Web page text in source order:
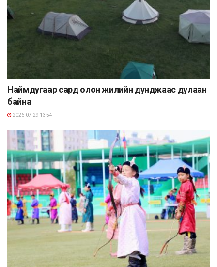
Наймдугаар сард олон жилийн дунджаас дулаан
байна
2026-07-29 13:54